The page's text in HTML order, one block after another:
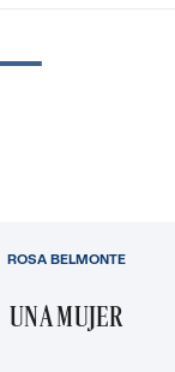
UNA MUJER
ROSA BELMONTE